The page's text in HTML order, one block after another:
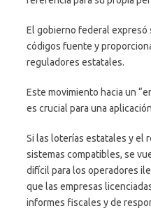
El gobierno federal expresó
códigos fuente y
reguladores estatales.
Este movimiento hacia un
es crucial para una
Si las loterías estatales y el
sistemas compatibles, se
difícil para los operadores
que las empresas
informes fiscales y de